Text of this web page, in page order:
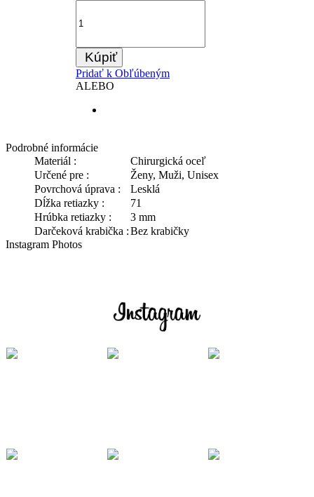
Kúpiť
Pridať k Obľúbeným
ALEBO
Podrobné informácie
Materiál :
Chirurgická oceľ
Určené pre :
Ženy, Muži, Unisex
Povrchová úprava :
Lesklá
Dĺžka retiazky :
71
Hrúbka retiazky :
3 mm
Darčeková krabička :Bez krabičky
Instagram Photos